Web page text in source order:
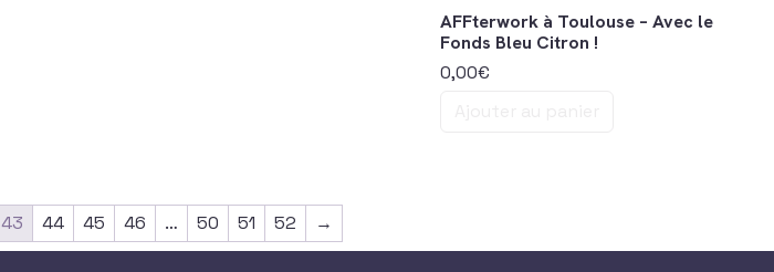
AFFterwork à Toulouse – Avec le
Fonds Bleu Citron !
0,00€
43 44 45 46 … 50 51 52 →